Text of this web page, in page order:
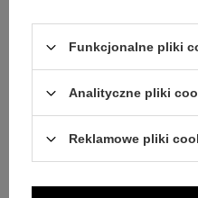
Napisz
Za opinię otrzymasz50 pkt.
Pokaż tylko opinie
Funkcjonalne pliki
Analityczne pliki
Reklamowe pliki